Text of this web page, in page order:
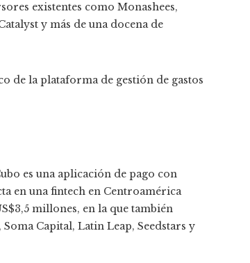
existentes como Monashees,
y más de una docena de
de la plataforma de gestión de gastos
es una aplicación de pago con
en una fintech en Centroamérica
millones, en la que también
Capital, Latin Leap, Seedstars y